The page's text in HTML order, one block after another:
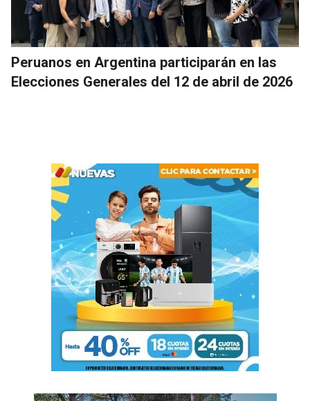
Peruanos en Argentina participarán en las
Elecciones Generales del 12 de abril de 2026